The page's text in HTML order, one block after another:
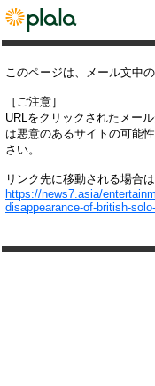
このページは、メール文中
［ご注意］
URLをクリックされたメー
は悪意のあるサイトの可能
さい。
リンク先に移動される場合
https://news7.asia/
disappearance-of-british-